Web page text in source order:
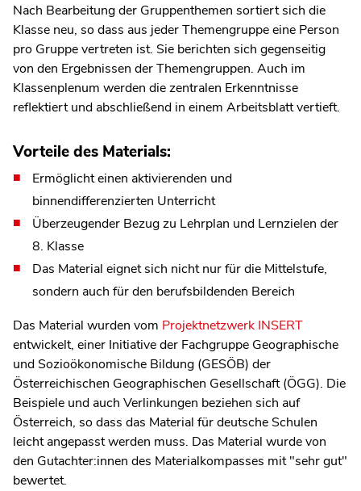
Nach Bearbeitung der Gruppenthemen sortiert sich die
Klasse neu, so dass aus jeder Themengruppe eine Person
pro Gruppe vertreten ist. Sie berichten sich gegenseitig
von den Ergebnissen der Themengruppen. Auch im
Klassenplenum werden die zentralen Erkenntnisse
reflektiert und abschließend in einem Arbeitsblatt vertieft.
Vorteile des Materials:
Ermöglicht einen aktivierenden und
binnendifferenzierten Unterricht
Überzeugender Bezug zu Lehrplan und Lernzielen der
8. Klasse
Das Material eignet sich nicht nur für die Mittelstufe,
sondern auch für den berufsbildenden Bereich
Das Material wurden vom Projektnetzwerk INSERT
entwickelt, einer Initiative der Fachgruppe Geographische
und Sozioökonomische Bildung (GESÖB) der
Österreichischen Geographischen Gesellschaft (ÖGG). Die
Beispiele und auch Verlinkungen beziehen sich auf
Österreich, so dass das Material für deutsche Schulen
leicht angepasst werden muss. Das Material wurde von
den Gutachter:innen des Materialkompasses mit "sehr gut"
bewertet.